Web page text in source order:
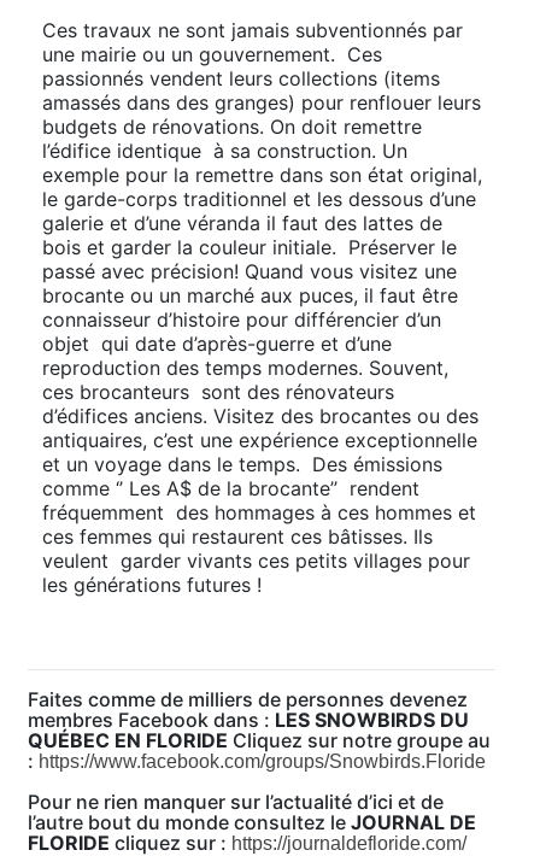
Ces travaux ne sont jamais subventionnés par
une mairie ou un gouvernement. Ces
passionnés vendent leurs collections (items
amassés dans des granges) pour renflouer leurs
budgets de rénovations. On doit remettre
l’édifice identique à sa construction. Un
exemple pour la remettre dans son état original,
le garde-corps traditionnel et les dessous d’une
galerie et d’une véranda il faut des lattes de
bois et garder la couleur initiale. Préserver le
passé avec précision! Quand vous visitez une
brocante ou un marché aux puces, il faut être
connaisseur d’histoire pour différencier d’un
objet qui date d’après-guerre et d’une
reproduction des temps modernes. Souvent,
ces brocanteurs sont des rénovateurs
d’édifices anciens. Visitez des brocantes ou des
antiquaires, c’est une expérience exceptionnelle
et un voyage dans le temps. Des émissions
comme ‘’ Les A$ de la brocante’’ rendent
fréquemment des hommages à ces hommes et
ces femmes qui restaurent ces bâtisses. Ils
veulent garder vivants ces petits villages pour
les générations futures !
Faites comme de milliers de personnes devenez
membres Facebook dans : LES SNOWBIRDS DU
QUÉBEC EN FLORIDE Cliquez sur notre groupe au
: https://www.facebook.com/groups/Snowbirds.Floride
Pour ne rien manquer sur l’actualité d’ici et de
l’autre bout du monde consultez le JOURNAL DE
FLORIDE cliquez sur : https://journaldefloride.com/